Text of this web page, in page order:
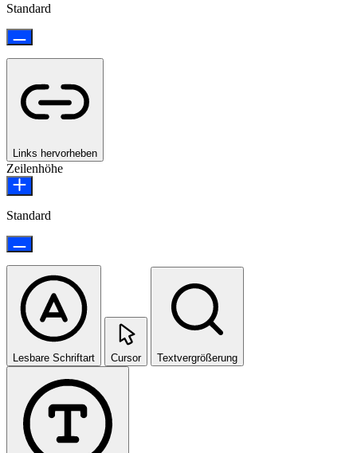
Standard
Links hervorheben
Zeilenhöhe
Standard
Lesbare Schriftart Cursor Textvergrößerung